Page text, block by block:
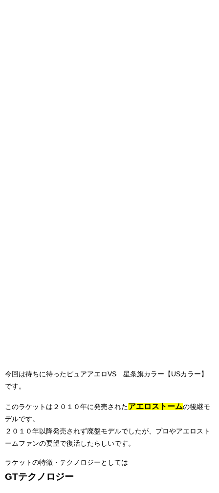
今回は待ちに待ったピュアアエロVS 星条旗カラー【USカラー】
です。
このラケットは２０１０年に発売されたアエロストームの後継モ
デルです。
２０１０年以降発売されず廃盤モデルでしたが、プロやアエロスト
ームファンの要望で復活したらしいです。
ラケットの特徴・テクノロジーとしては
GTテクノロジー